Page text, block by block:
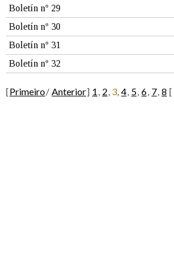
Boletín nº 29
Boletín nº 30
Boletín nº 31
Boletín nº 32
[Primeiro/ Anterior] 1 , 2, 3, 4, 5, 6, 7, 8 [